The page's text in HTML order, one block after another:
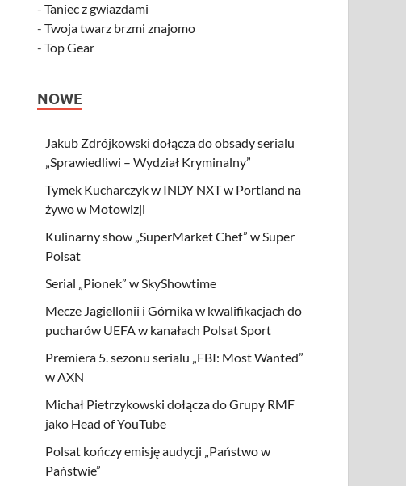
-Taniec z gwiazdami
-Twoja twarz brzmi znajomo
-Top Gear
NOWE
Jakub Zdrójkowski dołącza do obsady serialu
„Sprawiedliwi – Wydział Kryminalny”
Tymek Kucharczyk w INDY NXT w Portland na
żywo w Motowizji
Kulinarny show „SuperMarket Chef” w Super
Polsat
Serial „Pionek” w SkyShowtime
Mecze Jagiellonii i Górnika w kwalifikacjach do
pucharów UEFA w kanałach Polsat Sport
Premiera 5. sezonu serialu „FBI: Most Wanted”
w AXN
Michał Pietrzykowski dołącza do Grupy RMF
jako Head of YouTube
Polsat kończy emisję audycji „Państwo w
Państwie”